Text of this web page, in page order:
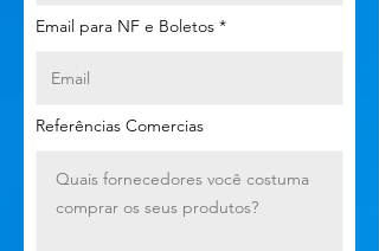
Email para NF e Boletos
Referências Comercias